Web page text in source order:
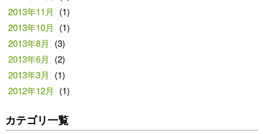
2013年11月
(1)
2013年10月
(1)
2013年8月
(3)
2013年6月
(2)
2013年3月
(1)
2012年12月
(1)
カテゴリ一覧